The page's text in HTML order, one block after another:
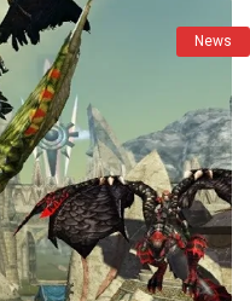
News